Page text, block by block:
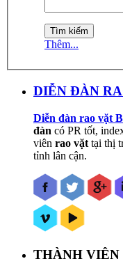
Thêm...
DIỄN ĐÀN
Diễn đàn rao vặt
đàn có PR tốt,
viên rao vặt tại thị
tỉnh lân cận.
THÀNH VIÊN